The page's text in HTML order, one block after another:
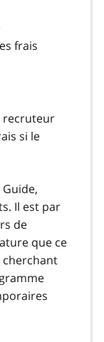
frais
recruteur
si le
Il est par
de
que ce
cherchant